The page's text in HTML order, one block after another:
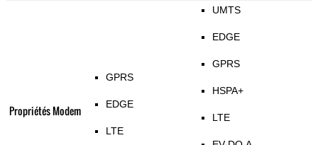
Propriétés Modem
GPRS
EDGE
LTE
UMTS
EDGE
GPRS
HSPA+
LTE